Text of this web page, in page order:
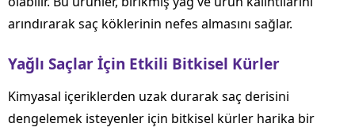
arındırarak saç köklerinin nefes almasını sağlar.
Yağlı Saçlar İçin Etkili Bitkisel Kürler
Kimyasal içeriklerden uzak durarak saç derisini
dengelemek isteyenler için bitkisel kürler harika bir